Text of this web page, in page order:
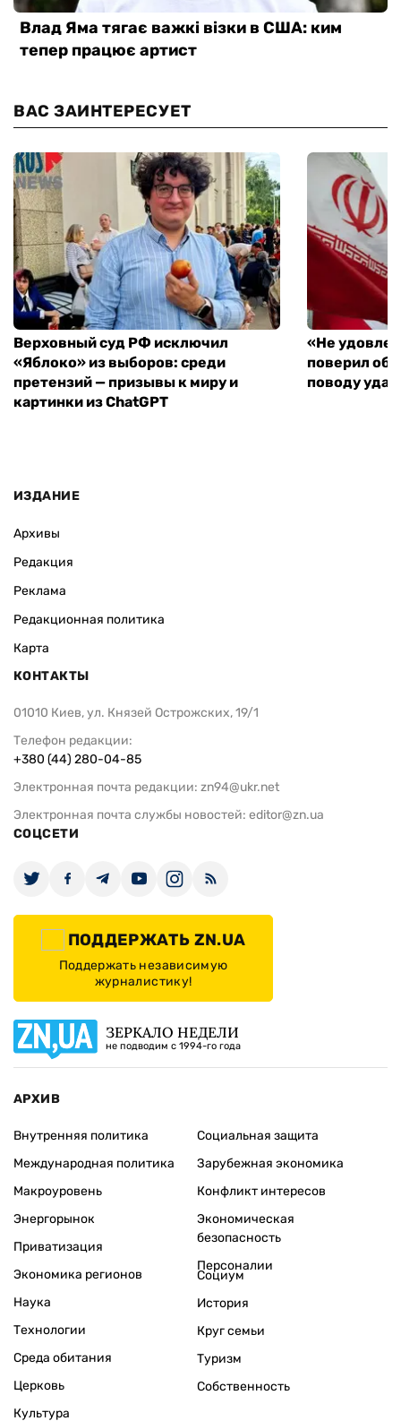
ВАС ЗАИНТЕРЕСУЕТ
Верховный суд РФ исключил
«Яблоко» из выборов: среди
претензий — призывы к миру и
картинки из ChatGPT
«Не
поверил
поводу
ИЗДАНИЕ
Архивы
Редакция
Реклама
Редакционная политика
Карта
КОНТАКТЫ
01010 Киев, ул. Князей Острожских, 19/1
Телефон редакции:
+380 (44) 280-04-85
Электронная почта редакции: zn94@ukr.net
Электронная почта службы новостей: editor@zn.ua
СОЦСЕТИ
ПОДДЕРЖАТЬ ZN.UA
Поддержать независимую
журналистику!
ЗЕРКАЛО НЕДЕЛИ
не подводим с 1994-го года
АРХИВ
Внутренняя политика
Международная политика
Макроуровень
Энергорынок
Приватизация
Экономика регионов
Социальная защита
Зарубежная экономика
Конфликт интересов
Экономическая
безопасность
Персоналии
Наука
Технологии
Среда обитания
Церковь
Культура
Социум
История
Круг семьи
Туризм
Собственность